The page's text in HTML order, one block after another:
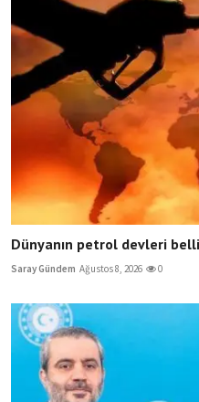
Dünyanın petrol devleri belli
Saray Gündem Ağustos 8, 2026 0